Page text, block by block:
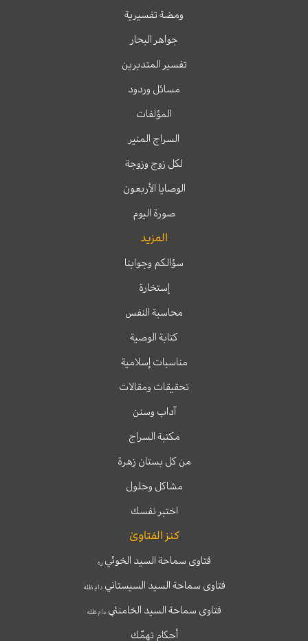
ومضة تفسيرية
جواهر البحار
تفسير المتدبرين
مسائل وردود
المؤلفات
السراج المنير
لكل زوج وزوجة
الوصايا الأربعون
صورة اليوم
المزيد
سؤالكم وجوابنا
إستخارة
محاسبة النفس
كتابة الوصية
مناسبات إسلامية
تحقيقات ومقالات
آداب وسنن
مكتبة السراج
من كل بستان زهرة
مشاكل وحلول
اختبر نفسك
كنز الفتاوىٰ
فتاوى سماحة السيد الخوئيره
فتاوى سماحة السيد السيستانيدام ظله
فتاوى سماحة السيد الخامنئي دام ظله
أحكام تهمّك